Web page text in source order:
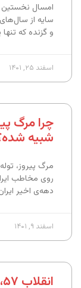
امسال نخستین
سایه از
و گزنده که تنها
اسفند ۲۵, ۱۴۰۱
چرا مرگ
شبیه
مرگ پیروز،
روی مخاطب
دهه‌ی اخیر
اسفند ۹, ۱۴۰۱
انقلاب ۵۷، روشنفکری دینی و مسئله‌ چپ